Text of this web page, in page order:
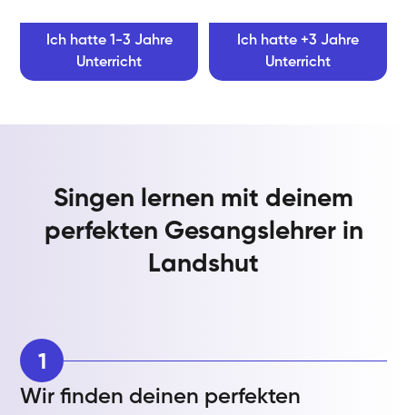
Ich hatte 1-3 Jahre
Unterricht
Ich hatte +3 Jahre
Unterricht
Singen lernen mit deinem
perfekten Gesangslehrer in
Landshut
1
Wir finden deinen perfekten